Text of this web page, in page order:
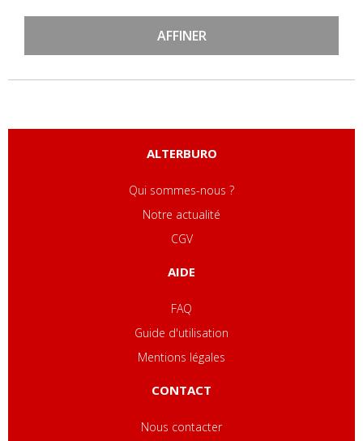
AFFINER
ALTERBURO
Qui sommes-nous ?
Notre actualité
CGV
AIDE
FAQ
Guide d'utilisation
Mentions légales
CONTACT
Nous contacter